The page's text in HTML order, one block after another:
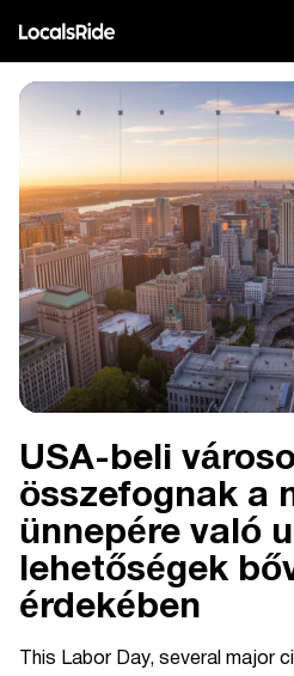
USA-beli
összefognak a
ünnepére való
lehetőségek
érdekében
This Labor Day, several major